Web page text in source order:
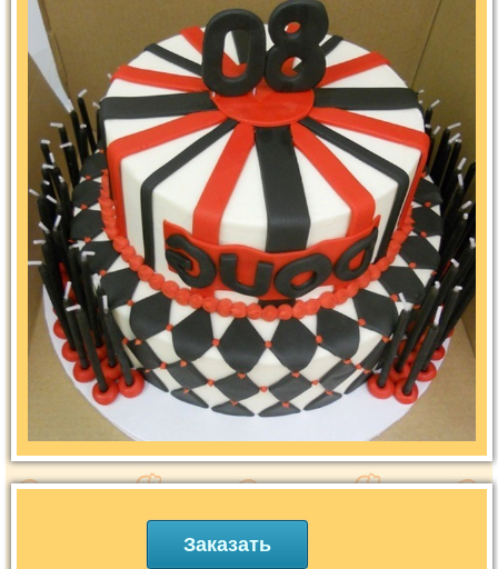
Заказать